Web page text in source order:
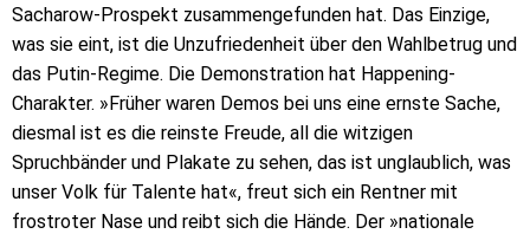
Sacharow-Prospekt zusammengefunden hat. Das Einzige,
was sie eint, ist die Unzufriedenheit über den Wahlbetrug und
das Putin-Regime. Die Demonstration hat Happening-
Charakter. »Früher waren Demos bei uns eine ernste Sache,
diesmal ist es die reinste Freude, all die witzigen
Spruchbänder und Plakate zu sehen, das ist unglaublich, was
unser Volk für Talente hat«, freut sich ein Rentner mit
frostroter Nase und reibt sich die Hände. Der »nationale